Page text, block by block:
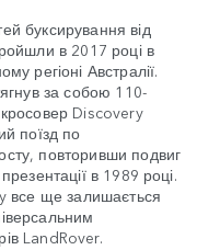
буксирування від
в 2017 році в
регіоні Австралії.
за собою 110-
Discovery
поїзд по
повторивши подвиг
в 1989 році.
все ще залишається
LandRover.